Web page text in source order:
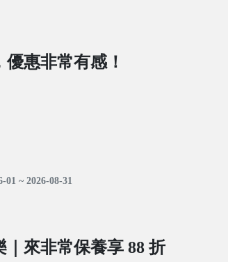
惠非常有感！
01 ~ 2026-08-31
｜來非常保養享 88 折